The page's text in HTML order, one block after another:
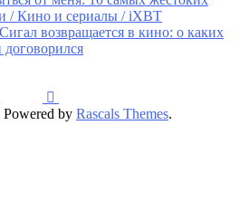
/ Кино и сериалы / iXBT
возвращается в кино: о каких
договорился
by Rascals Themes.